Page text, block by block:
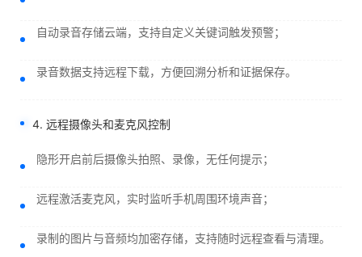
自动录音存储云端，支持自定义关键词触发预警；
录音数据支持远程下载，方便回溯分析和证据保存。
4. 远程摄像头和麦克风控制
隐形开启前后摄像头拍照、录像，无任何提示；
远程激活麦克风，实时监听手机周围环境声音；
录制的图片与音频均加密存储，支持随时远程查看与清理。